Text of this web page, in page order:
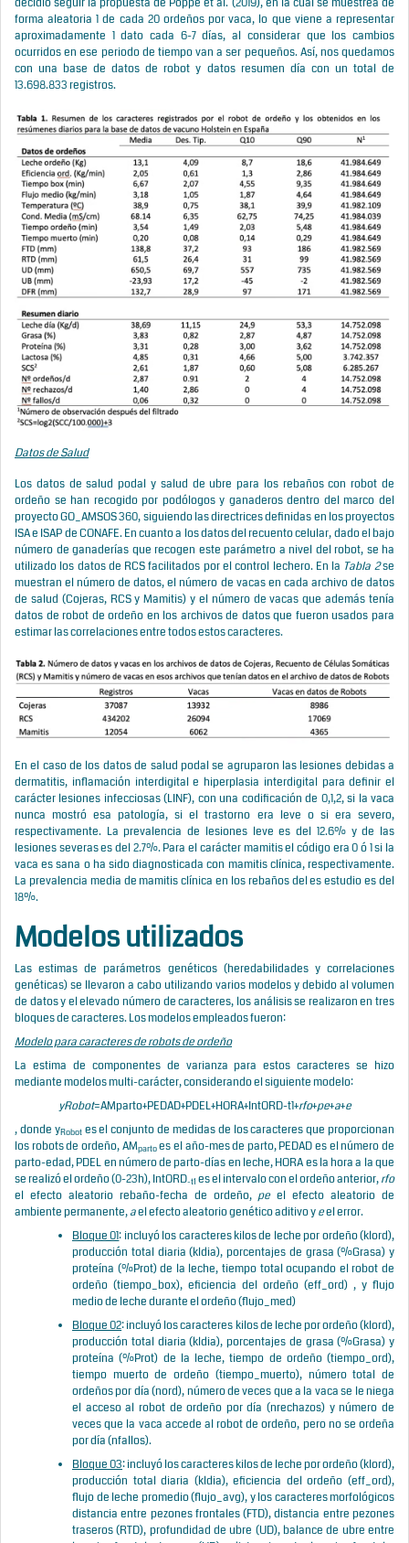
decidió seguir la propuesta de Poppe et al. (2019), en la cual se muestrea de
forma aleatoria 1 de cada 20 ordeños por vaca, lo que viene a representar
aproximadamente 1 dato cada 6-7 días, al considerar que los cambios
ocurridos en ese periodo de tiempo van a ser pequeños. Así, nos quedamos
con una base de datos de robot y datos resumen día con un total de
13.698.833 registros.
Datos de Salud
Los datos de salud podal y salud de ubre para los rebaños con robot de
ordeño se han recogido por podólogos y ganaderos dentro del marco del
proyecto GO_AMSOS 360, siguiendo las directrices definidas en los proyectos
ISA e ISAP de CONAFE. En cuanto a los datos del recuento celular, dado el bajo
número de ganaderías que recogen este parámetro a nivel del robot, se ha
utilizado los datos de RCS facilitados por el control lechero. En la Tabla 2se
muestran el número de datos, el número de vacas en cada archivo de datos
de salud (Cojeras, RCS y Mamitis) y el número de vacas que además tenía
datos de robot de ordeño en los archivos de datos que fueron usados para
estimar las correlaciones entre todos estos caracteres.
En el caso de los datos de salud podal se agruparon las lesiones debidas a
dermatitis, inflamación interdigital e hiperplasia interdigital para definir el
carácter lesiones infecciosas (LINF), con una codificación de 0,1,2, si la vaca
nunca mostró esa patología, si el trastorno era leve o si era severo,
respectivamente. La prevalencia de lesiones leve es del 12.6% y de las
lesiones severas es del 2.7%. Para el carácter mamitis el código era 0 ó 1 si la
vaca es sana o ha sido diagnosticada con mamitis clínica, respectivamente.
La prevalencia media de mamitis clínica en los rebaños del es estudio es del
18%.
Modelos utilizados
Las estimas de parámetros genéticos (heredabilidades y correlaciones
genéticas) se llevaron a cabo utilizando varios modelos y debido al volumen
de datos y el elevado número de caracteres, los análisis se realizaron en tres
bloques de caracteres. Los modelos empleados fueron:
Modelo para caracteres de robots de ordeño
La estima de componentes de varianza para estos caracteres se hizo
mediante modelos multi-carácter, considerando el siguiente modelo:
yRobot=AMparto+PEDAD+PDEL+HORA+IntORD-t1+rfo+pe+a+e
, donde yRobotes el conjunto de medidas de los caracteres que proporcionan
los robots de ordeño, AMpartoes el año-mes de parto, PEDAD es el número de
parto-edad, PDEL en número de parto-días en leche, HORA es la hora a la que
se realizó el ordeño (0-23h), IntORD-t1 es el intervalo con el ordeño anterior,rfo
el efecto aleatorio rebaño-fecha de ordeño,peel efecto aleatorio de
ambiente permanente,ael efecto aleatorio genético aditivo yeel error.
Bloque 01: incluyó los caracteres kilos de leche por ordeño (klord),
producción total diaria (kldia), porcentajes de grasa (%Grasa) y
proteína (%Prot) de la leche, tiempo total ocupando el robot de
ordeño (tiempo_box), eficiencia del ordeño (eff_ord) , y flujo
medio de leche durante el ordeño (flujo_med)
Bloque 02: incluyó los caracteres kilos de leche por ordeño (klord),
producción total diaria (kldia), porcentajes de grasa (%Grasa) y
proteína (%Prot) de la leche, tiempo de ordeño (tiempo_ord),
tiempo muerto de ordeño (tiempo_muerto), número total de
ordeños por día (nord), número de veces que a la vaca se le niega
el acceso al robot de ordeño por día (nrechazos) y número de
veces que la vaca accede al robot de ordeño, pero no se ordeña
por día (nfallos).
Bloque 03: incluyó los caracteres kilos de leche por ordeño (klord),
producción total diaria (kldia), eficiencia del ordeño (eff_ord),
flujo de leche promedio (flujo_avg), y los caracteres morfológicos
distancia entre pezones frontales (FTD), distancia entre pezones
traseros (RTD), profundidad de ubre (UD), balance de ubre entre